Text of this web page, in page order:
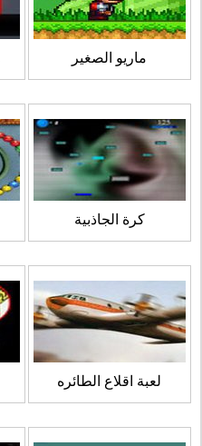
ماريو الصغير
كرة الجاذبية
لعبة اقلاع الطائره